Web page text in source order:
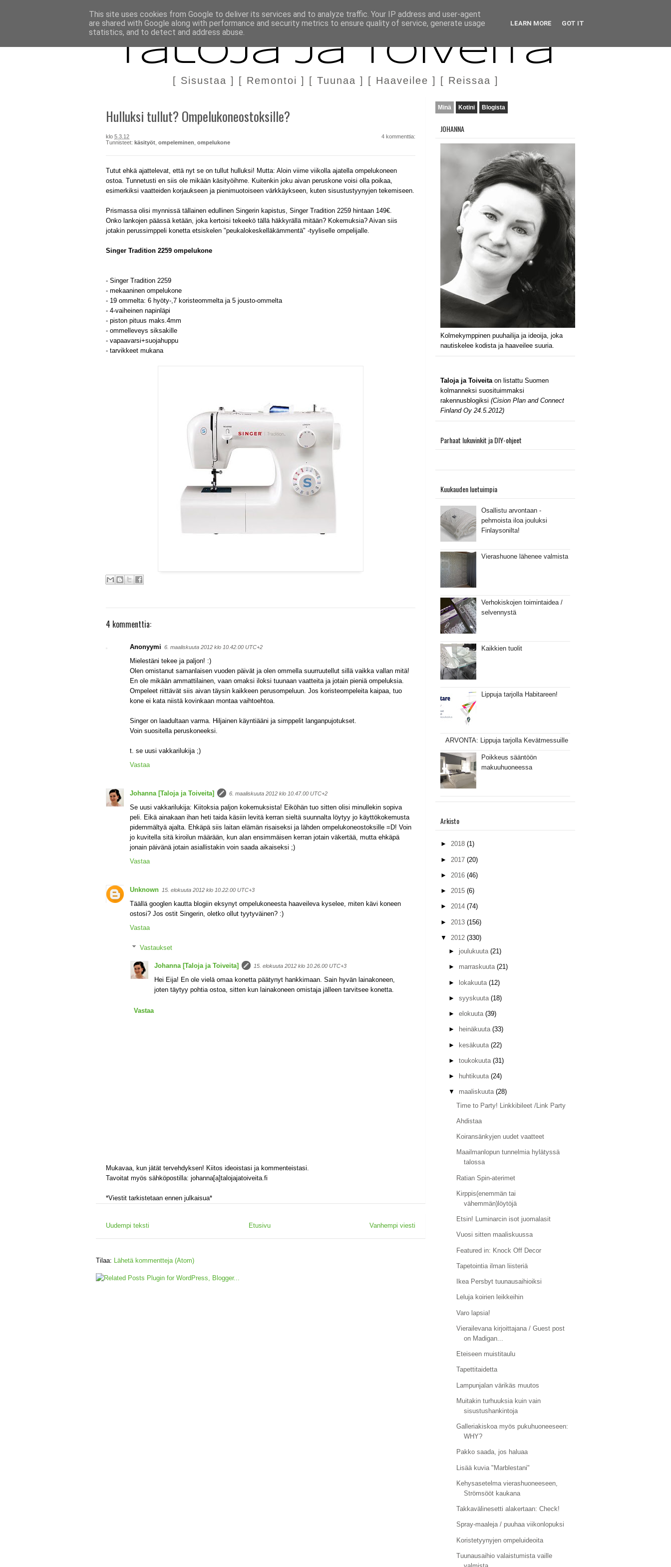
BLOGI TÄÄLTÄ KANNATTAA OSTAA DIY IN ENGLISH MARKKINOINTI & YHTEISTYÖ
Taloja ja Toiveita
[ Sisustaa ] [ Remontoi ] [ Tuunaa ] [ Haaveilee ] [ Reissaa ]
Hulluksi tullut? Ompelukoneostoksille?
klo 5.3.12
4 kommenttia:
Tunnisteet: käsityöt ompeleminen ompelukone
Tutut ehkä ajattelevat, että nyt se on tullut hulluksi! Mutta: Aloin viime viikolla ajatella ompelukoneen
ostoa. Tunnetusti en siis ole mikään käsityöihme. Kuitenkin joku aivan peruskone voisi olla poikaa,
esimerkiksi vaatteiden korjaukseen ja pienimuotoiseen värkkäykseen, kuten sisustustyynyjen tekemiseen.
Prismassa olisi mynnissä tällainen edullinen Singerin kapistus, Singer Tradition 2259 hintaan 149€.
Onko lankojen päässä ketään, joka kertoisi tekeekö tällä häkkyrällä mitään? Kokemuksia? Aivan siis
jotakin perussimppeli konetta etsiskelen "peukalokeskelläkämmentä" -tyyliselle ompelijalle.
Singer Tradition 2259 ompelukone
- Singer Tradition 2259
- mekaaninen ompelukone
- 19 ommelta: 6 hyöty-,7 koristeommelta ja 5 jousto-ommelta
- 4-vaiheinen napinläpi
- piston pituus maks.4mm
- ommelleveys siksakille
- vapaavarsi+suojahuppu
- tarvikkeet mukana
4 kommenttia:
Anonyymi 6. maaliskuuta 2012 klo 10.42.00 UTC+2
Mielestäni tekee ja paljon! :)
Olen omistanut samanlaisen vuoden päivät ja olen ommella suurruutellut sillä vaikka vallan mitä!
En ole mikään ammattilainen, vaan omaksi iloksi tuunaan vaatteita ja jotain pieniä ompeluksia.
Ompeleet riittävät siis aivan täysin kaikkeen perusompeluun. Jos koristeompeleita kaipaa, tuo
kone ei kata niistä kovinkaan montaa vaihtoehtoa.
Singer on laadultaan varma. Hiljainen käyntiääni ja simppelit langanpujotukset.
Voin suositella peruskoneeksi.
t. se uusi vakkarilukija ;)
Vastaa
Johanna [Taloja ja Toiveita] 6. maaliskuuta 2012 klo 10.47.00 UTC+2
Se uusi vakkarilukija: Kiitoksia paljon kokemuksista! Eiköhän tuo sitten olisi minullekin sopiva
peli. Eikä ainakaan ihan heti taida käsiin levitä kerran sieltä suunnalta löytyy jo käyttökokemusta
pidemmältyä ajalta. Ehkäpä siis laitan elämän risaiseksi ja lähden ompelukoneostoksille =D! Voin
jo kuvitella sitä kiroilun määrään, kun alan ensimmäisen kerran jotain väkertää, mutta ehkäpä
jonain päivänä jotain asiallistakin voin saada aikaiseksi ;)
Vastaa
Unknown 15. elokuuta 2012 klo 10.22.00 UTC+3
Täällä googlen kautta blogiin eksynyt ompelukoneesta haaveileva kyselee, miten kävi koneen
ostosi? Jos ostit Singerin, oletko ollut tyytyväinen? :)
Vastaa
Vastaukset
Johanna [Taloja ja Toiveita] 15. elokuuta 2012 klo 10.26.00 UTC+3
Hei Eija! En ole vielä omaa konetta päätynyt hankkimaan. Sain hyvän lainakoneen,
joten täytyy pohtia ostoa, sitten kun lainakoneen omistaja jälleen tarvitsee konetta.
Vastaa
Mukavaa, kun jätät tervehdyksen! Kiitos ideoistasi ja kommenteistasi.
Tavoitat myös sähköpostilla: johanna[a]talojajatoiveita.fi
*Viestit tarkistetaan ennen julkaisua*
Uudempi teksti Vanhempi viesti
Etusivu
Tilaa: Lähetä kommentteja (Atom)
Minä Kotini Blogista
JOHANNA
Kolmekymppinen puuhailija ja ideoija, joka
nautiskelee kodista ja haaveilee suuria.
Taloja ja Toiveitaon listattu Suomen
kolmanneksi suosituimmaksi
rakennusblogiksi (Cision Plan and Connect
Finland Oy 24.5.2012)
Parhaat lukuvinkit ja DIY-ohjeet
Kuukauden luetuimpia
Osallistu arvontaan -
pehmoista iloa jouluksi
Finlaysonilta!
Vierashuone lähenee valmista
Verhokiskojen toimintaidea /
selvennystä
Kaikkien tuolit
Lippuja tarjolla Habitareen!
ARVONTA: Lippuja tarjolla Kevätmessuille
Poikkeus sääntöön
makuuhuoneessa
Arkisto
► 2018 (1)
► 2017 (20)
► 2016 (46)
► 2015 (6)
► 2014 (74)
► 2013 (156)
▼ 2012 (330)
► joulukuuta (21)
► marraskuuta (21)
► lokakuuta (12)
► syyskuuta (18)
► elokuuta (39)
► heinäkuuta (33)
► kesäkuuta (22)
► toukokuuta (31)
► huhtikuuta (24)
▼ maaliskuuta (28)
Time to Party! Linkkibileet /Link Party
Ahdistaa
Koiransänkyjen uudet vaatteet
Maailmanlopun tunnelmia hylätyssä
talossa
Ratian Spin-aterimet
Kirppis(enemmän tai
vähemmän)löytöjä
Etsin! Luminarcin isot juomalasit
Vuosi sitten maaliskuussa
Featured in: Knock Off Decor
Tapetointia ilman liisteriä
Ikea Persbyt tuunausaihioiksi
Leluja koirien leikkeihin
Varo lapsia!
Vierailevana kirjoittajana / Guest post
on Madigan...
Eteiseen muistitaulu
Tapettitaidetta
Lampunjalan värikäs muutos
Muitakin turhuuksia kuin vain
sisustushankintoja
Galleriakiskoa myös pukuhuoneeseen:
WHY?
Pakko saada, jos haluaa
Lisää kuvia "Marblestani"
Kehysasetelma vierashuoneeseen,
Strömsööt kaukana
Takkavälinesetti alakertaan: Check!
Spray-maaleja / puuhaa viikonlopuksi
Koristetyynyjen ompeluideoita
Tuunausaihio valaistumista vaille
This site uses cookies from Google to deliver its services and to analyze traffic. Your IP address and user-agent
are shared with Google along with performance and security metrics to ensure quality of service, generate usage
statistics, and to detect and address abuse.
LEARN MORE GOT IT